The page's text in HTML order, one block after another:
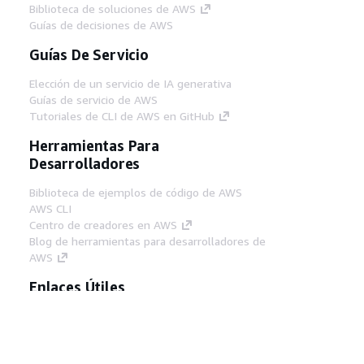
Biblioteca de soluciones de AWS
Guías de decisiones de AWS
Guías De Servicio
Elección de un servicio de IA generativa
Guías de servicio de AWS
Tutoriales de CLI de AWS en GitHub
Herramientas Para
Desarrolladores
Biblioteca de ejemplos de código de AWS
AWS CLI
Centro de creadores en AWS
Blog de herramientas para desarrolladores de
AWS
Enlaces Útiles